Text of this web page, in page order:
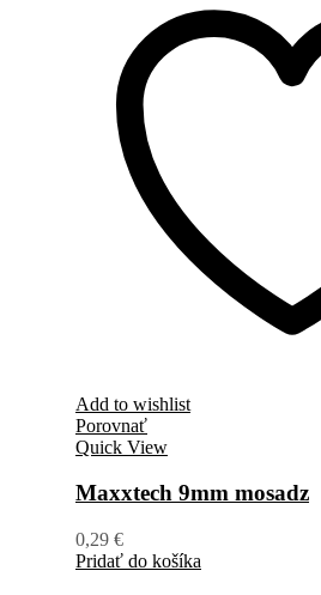
Add to wishlist
Porovnať
Quick View
Maxxtech 9mm mosadz
0,29 €
Pridať do košíka